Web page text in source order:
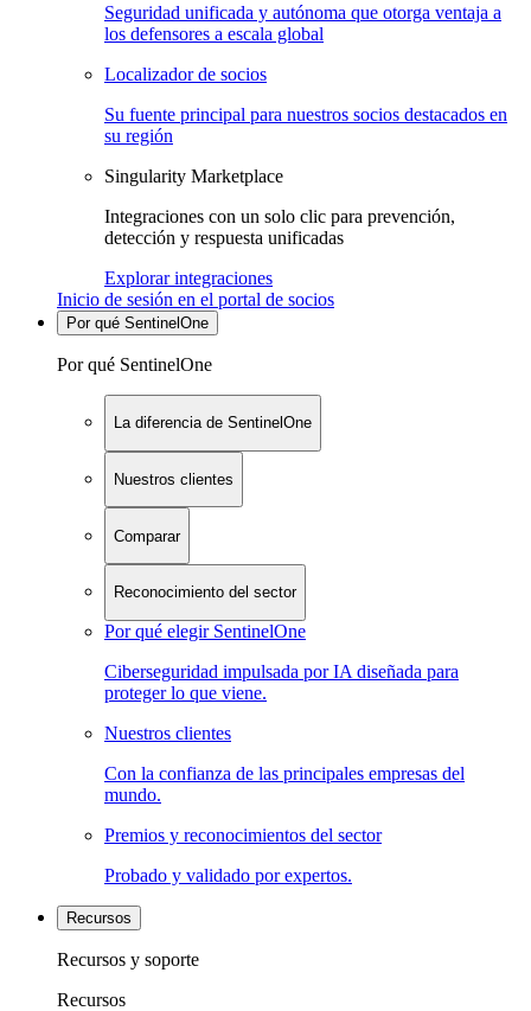
Seguridad unificada y autónoma que otorga ventaja a
los defensores a escala global
Localizador de socios
Su fuente principal para nuestros socios destacados en
su región
Singularity Marketplace
Integraciones con un solo clic para prevención,
detección y respuesta unificadas
Explorar integraciones
Inicio de sesión en el portal de socios
Por qué SentinelOne
Por qué SentinelOne
La diferencia de SentinelOne
Nuestros clientes
Comparar
Reconocimiento del sector
Por qué elegir SentinelOne
Ciberseguridad impulsada por IA diseñada para
proteger lo que viene.
Nuestros clientes
Con la confianza de las principales empresas del
mundo.
Premios y reconocimientos del sector
Probado y validado por expertos.
Recursos
Recursos y soporte
Recursos